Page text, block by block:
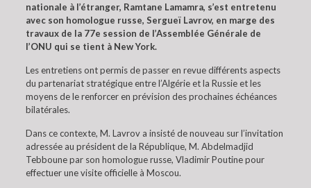
nationale à l’étranger, Ramtane Lamamra, s’est entretenu
avec son homologue russe, Sergueï Lavrov, en marge des
travaux de la 77e session de l’Assemblée Générale de
l’ONU qui se tient à New York.
Les entretiens ont permis de passer en revue différents aspects
du partenariat stratégique entre l’Algérie et la Russie et les
moyens de le renforcer en prévision des prochaines échéances
bilatérales.
Dans ce contexte, M. Lavrov a insisté de nouveau sur l’invitation
adressée au président de la République, M. Abdelmadjid
Tebboune par son homologue russe, Vladimir Poutine pour
effectuer une visite officielle à Moscou.